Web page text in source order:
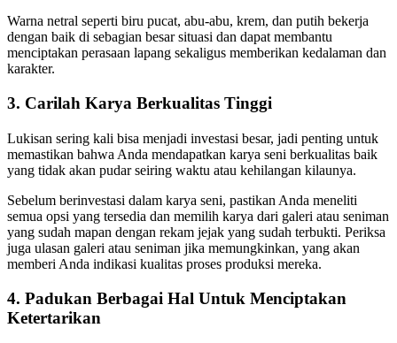
Warna netral seperti biru pucat, abu-abu, krem, dan putih bekerja
dengan baik di sebagian besar situasi dan dapat membantu
menciptakan perasaan lapang sekaligus memberikan kedalaman dan
karakter.
3. Carilah Karya Berkualitas Tinggi
Lukisan sering kali bisa menjadi investasi besar, jadi penting untuk
memastikan bahwa Anda mendapatkan karya seni berkualitas baik
yang tidak akan pudar seiring waktu atau kehilangan kilaunya.
Sebelum berinvestasi dalam karya seni, pastikan Anda meneliti
semua opsi yang tersedia dan memilih karya dari galeri atau seniman
yang sudah mapan dengan rekam jejak yang sudah terbukti. Periksa
juga ulasan galeri atau seniman jika memungkinkan, yang akan
memberi Anda indikasi kualitas proses produksi mereka.
4. Padukan Berbagai Hal Untuk Menciptakan
Ketertarikan